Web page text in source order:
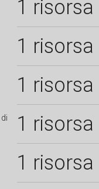
1 risorsa
1 risorsa
1 risorsa
di 1 risorsa
1 risorsa